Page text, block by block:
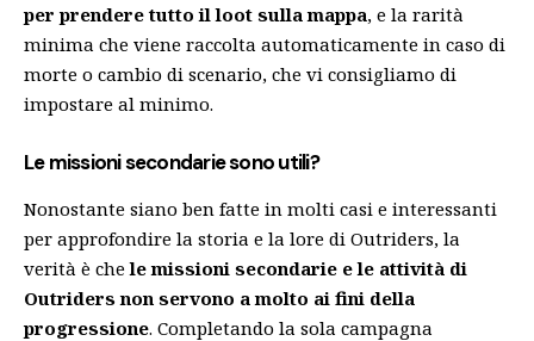
per prendere tutto il loot sulla mappa, e la rarità
minima che viene raccolta automaticamente in caso di
morte o cambio di scenario, che vi consigliamo di
impostare al minimo.
Le missioni secondarie sono utili?
Nonostante siano ben fatte in molti casi e interessanti
per approfondire la storia e la lore di Outriders, la
verità è chele missioni secondarie e le attività di
Outriders non servono a molto ai fini della
progressione. Completando la sola campagna